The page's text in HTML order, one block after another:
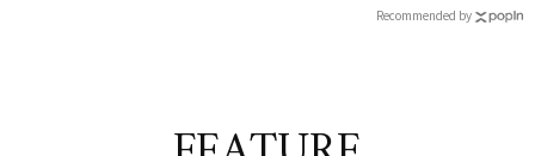
Recommended by